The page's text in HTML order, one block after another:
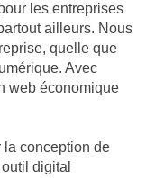
les entreprises
ailleurs. Nous
quelle que
Avec
web économique
la conception de
digital